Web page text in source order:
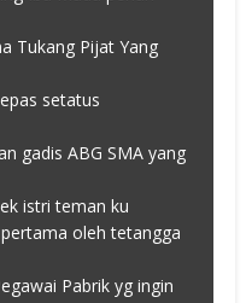
Tukang Pijat Yang
setatus
gadis ABG SMA yang
istri teman ku
oleh tetangga
Pabrik yg ingin